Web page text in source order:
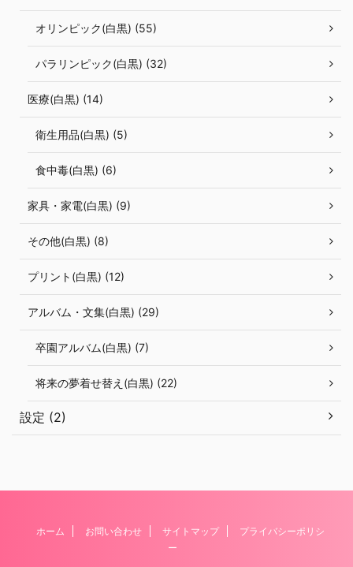
オリンピック(白黒) (55)
パラリンピック(白黒) (32)
医療(白黒) (14)
衛生用品(白黒) (5)
食中毒(白黒) (6)
家具・家電(白黒) (9)
その他(白黒) (8)
プリント(白黒) (12)
アルバム・文集(白黒) (29)
卒園アルバム(白黒) (7)
将来の夢着せ替え(白黒) (22)
設定 (2)
ホーム お問い合わせ サイトマップ
プライバシーポリシ
ー